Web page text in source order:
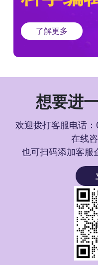
了解更多
想要进
欢迎拨打客服电话
在线
也可扫码添加客服